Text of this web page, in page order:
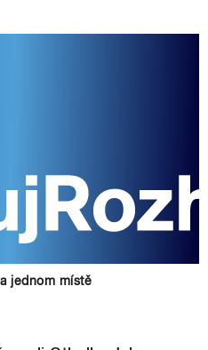
jednom místě